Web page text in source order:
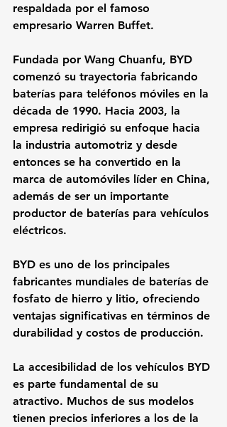
respaldada por el famoso
empresario Warren Buffet.
Fundada por Wang Chuanfu, BYD
comenzó su trayectoria fabricando
baterías para teléfonos móviles en la
década de 1990. Hacia 2003, la
empresa redirigió su enfoque hacia
la industria automotriz y desde
entonces se ha convertido en la
marca de automóviles líder en China,
además de ser un importante
productor de baterías para vehículos
eléctricos.
BYD es uno de los principales
fabricantes mundiales de baterías de
fosfato de hierro y litio, ofreciendo
ventajas significativas en términos de
durabilidad y costos de producción.
La accesibilidad de los vehículos BYD
es parte fundamental de su
atractivo. Muchos de sus modelos
tienen precios inferiores a los de la